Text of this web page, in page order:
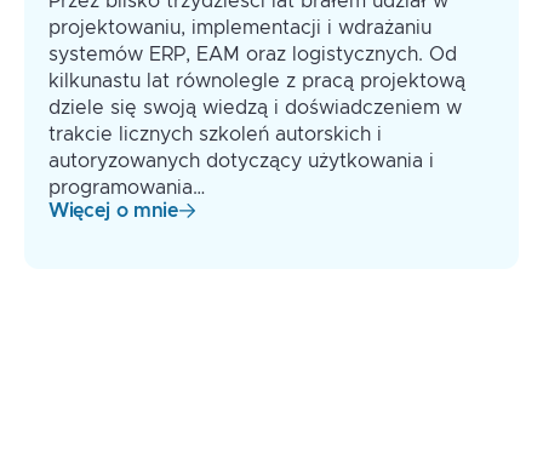
projektowaniu, implementacji i wdrażaniu
systemów ERP, EAM oraz logistycznych. Od
kilkunastu lat równolegle z pracą projektową
dziele się swoją wiedzą i doświadczeniem w
trakcie licznych szkoleń autorskich i
autoryzowanych dotyczący użytkowania i
programowania…
Więcej o mnie